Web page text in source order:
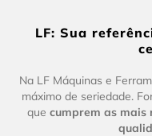
LF: Sua
Na LF Máquinas e
máximo de seriedade.
que cumprem as mais